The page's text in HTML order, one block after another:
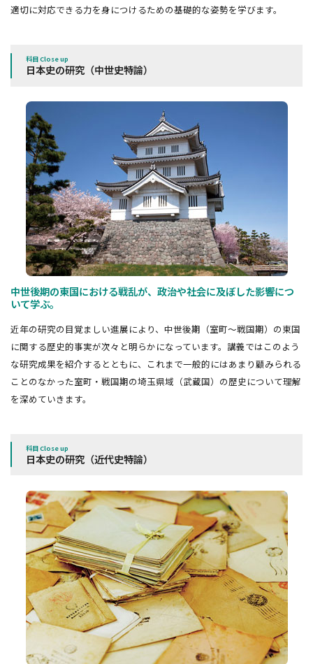
適切に対応できる力を身につけるための基礎的な姿勢を学びます。
科目 Close up
日本史の研究（中世史特論）
中世後期の東国における戦乱が、政治や社会に及ぼした影響につ
いて学ぶ。
近年の研究の目覚ましい進展により、中世後期（室町～戦国期）の東国
に関する歴史的事実が次々と明らかになっています。講義ではこのよう
な研究成果を紹介するとともに、これまで一般的にはあまり顧みられる
ことのなかった室町・戦国期の埼玉県域（武蔵国）の歴史について理解
を深めていきます。
科目 Close up
日本史の研究（近代史特論）